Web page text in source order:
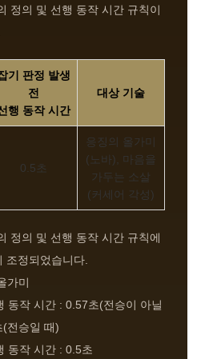
정의 및 선행 동작 시간 규칙이
기 판정 발생
전
행 동작 시간
대상 기술
0.5초
응징의 올가미
(노바), 마음을
가두는 소살
(커세어 각성)
정의 및 선행 동작 시간 규칙에
조정되었습니다.
가미
동작 시간 : 0.57초(전승이 아닐
전승일 때)
동작 시간 : 0.5초